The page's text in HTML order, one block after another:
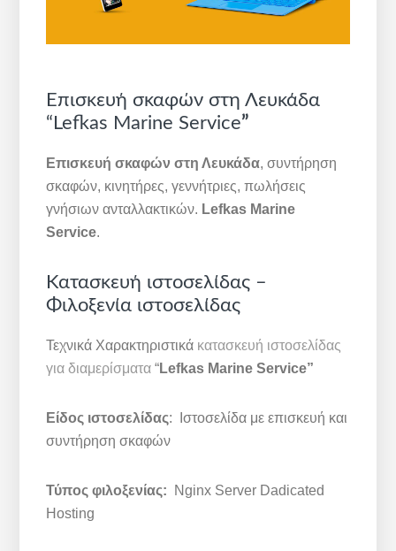
Επισκευή σκαφών στη Λευκάδα
“Lefkas Marine Service”
Επισκευή σκαφών στη Λευκάδα, συντήρηση
σκαφών, κινητήρες, γεννήτριες, πωλήσεις
γνήσιων ανταλλακτικών. Lefkas Marine
Service.
Κατασκευή ιστοσελίδας –
Φιλοξενία ιστοσελίδας
Τεχνικά Χαρακτηριστικά κατασκευή ιστοσελίδας
για διαμερίσματα “Lefkas Marine Service”
Είδος ιστοσελίδας: Ιστοσελίδα με επισκευή και
συντήρηση σκαφών
Τύπος φιλοξενίας: Nginx Server Dadicated
Hosting